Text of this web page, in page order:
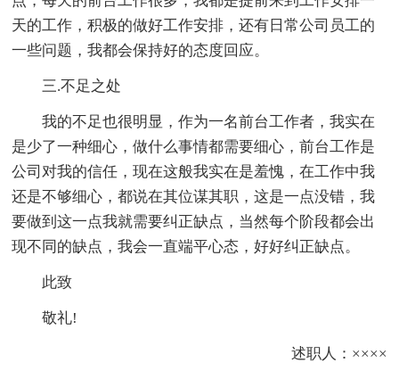
天的工作，积极的做好工作安排，还有日常公司员工的
一些问题，我都会保持好的态度回应。
三.不足之处
我的不足也很明显，作为一名前台工作者，我实在
是少了一种细心，做什么事情都需要细心，前台工作是
公司对我的信任，现在这般我实在是羞愧，在工作中我
还是不够细心，都说在其位谋其职，这是一点没错，我
要做到这一点我就需要纠正缺点，当然每个阶段都会出
现不同的缺点，我会一直端平心态，好好纠正缺点。
此致
敬礼!
述职人：××××